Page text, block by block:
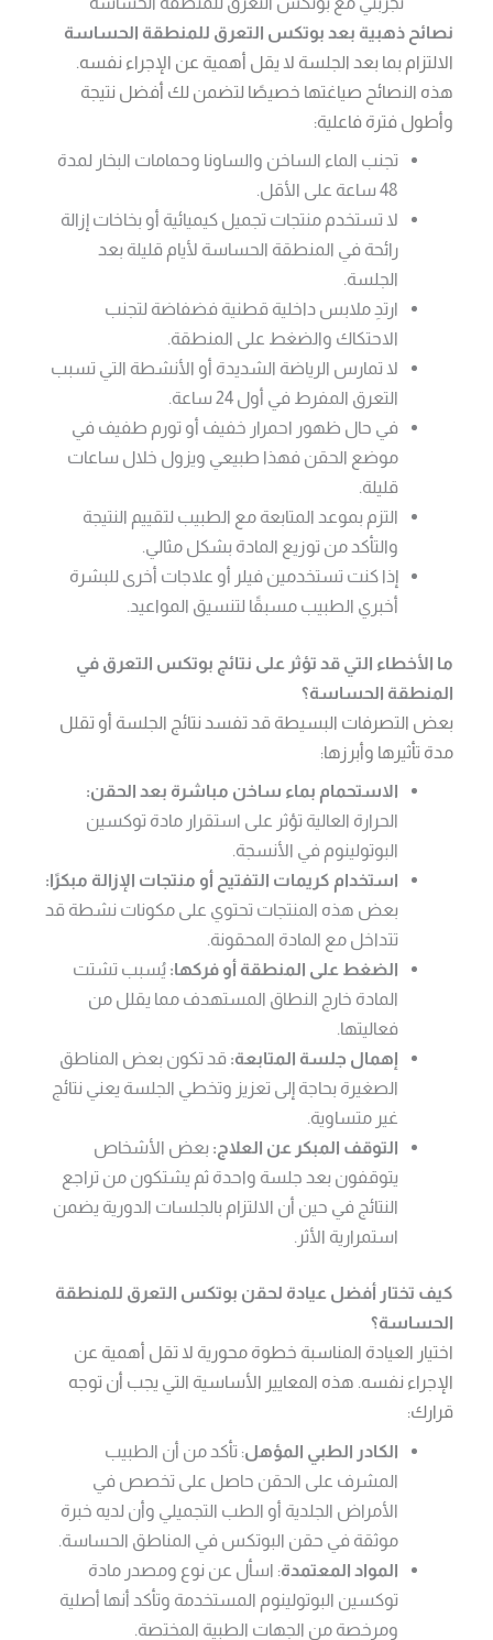
نصائح ذهبية بعد بوتكس التعرق للمنطقة الحساسة
الالتزام بما بعد الجلسة لا يقل أهمية عن الإجراء نفسه.
هذه النصائح صياغتها خصيصًا لتضمن لك أفضل نتيجة
وأطول فترة فاعلية:
تجنب الماء الساخن والساونا وحمامات البخار لمدة
48 ساعة على الأقل.
لا تستخدم منتجات تجميل كيميائية أو بخاخات إزالة
رائحة في المنطقة الحساسة لأيام قليلة بعد
الجلسة.
ارتدِ ملابس داخلية قطنية فضفاضة لتجنب
الاحتكاك والضغط على المنطقة.
لا تمارس الرياضة الشديدة أو الأنشطة التي تسبب
التعرق المفرط في أول 24 ساعة.
في حال ظهور احمرار خفيف أو تورم طفيف في
موضع الحقن فهذا طبيعي ويزول خلال ساعات
قليلة.
التزم بموعد المتابعة مع الطبيب لتقييم النتيجة
والتأكد من توزيع المادة بشكل مثالي.
إذا كنت تستخدمين فيلر أو علاجات أخرى للبشرة
أخبري الطبيب مسبقًا لتنسيق المواعيد.
ما الأخطاء التي قد تؤثر على نتائج بوتكس التعرق في
المنطقة الحساسة؟
بعض التصرفات البسيطة قد تفسد نتائج الجلسة أو تقلل
مدة تأثيرها وأبرزها:
الاستحمام بماء ساخن مباشرة بعد الحقن:
الحرارة العالية تؤثر على استقرار مادة توكسين
البوتولينوم في الأنسجة.
استخدام كريمات التفتيح أو منتجات الإزالة مبكرًا:
بعض هذه المنتجات تحتوي على مكونات نشطة قد
تتداخل مع المادة المحقونة.
الضغط على المنطقة أو فركها: يُسبب تشتت
المادة خارج النطاق المستهدف مما يقلل من
فعاليتها.
إهمال جلسة المتابعة: قد تكون بعض المناطق
الصغيرة بحاجة إلى تعزيز وتخطي الجلسة يعني نتائج
غير متساوية.
التوقف المبكر عن العلاج: بعض الأشخاص
يتوقفون بعد جلسة واحدة ثم يشتكون من تراجع
النتائج في حين أن الالتزام بالجلسات الدورية يضمن
استمرارية الأثر.
كيف تختار أفضل عيادة لحقن بوتكس التعرق للمنطقة
الحساسة؟
اختيار العيادة المناسبة خطوة محورية لا تقل أهمية عن
الإجراء نفسه. هذه المعايير الأساسية التي يجب أن توجه
قرارك:
الكادر الطبي المؤهل: تأكد من أن الطبيب
المشرف على الحقن حاصل على تخصص في
الأمراض الجلدية أو الطب التجميلي وأن لديه خبرة
موثقة في حقن البوتكس في المناطق الحساسة.
المواد المعتمدة: اسأل عن نوع ومصدر مادة
توكسين البوتولينوم المستخدمة وتأكد أنها أصلية
ومرخصة من الجهات الطبية المختصة.